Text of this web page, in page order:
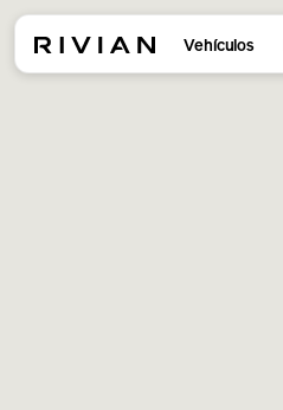
Vehículos